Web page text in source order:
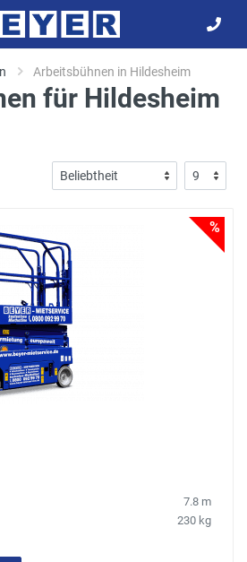
Arbeitsbühnen in Hildesheim
für Hildesheim
%
7.8 m
230 kg